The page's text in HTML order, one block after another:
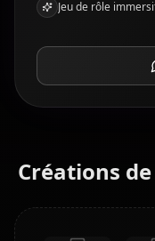
Jeu de rôle
Créations